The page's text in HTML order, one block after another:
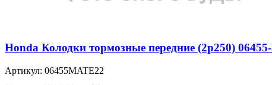
Honda Колодки тормозные передние (2p250)
Артикул: 06455MATE22